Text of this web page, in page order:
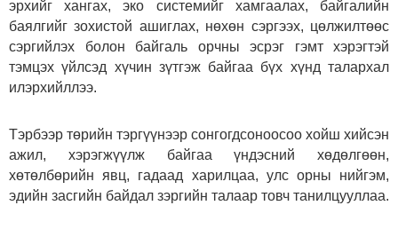
эрхийг хангах, эко системийг хамгаалах, байгалийн
баялгийг зохистой ашиглах, нөхөн сэргээх, цөлжилтөөс
сэргийлэх болон байгаль орчны эсрэг гэмт хэрэгтэй
тэмцэх үйлсэд хүчин зүтгэж байгаа бүх хүнд талархал
илэрхийллээ.
Тэрбээр төрийн тэргүүнээр сонгогдсоноосоо хойш хийсэн
ажил, хэрэгжүүлж байгаа үндэсний хөдөлгөөн,
хөтөлбөрийн явц, гадаад харилцаа, улс орны нийгэм,
эдийн засгийн байдал зэргийн талаар товч танилцууллаа.